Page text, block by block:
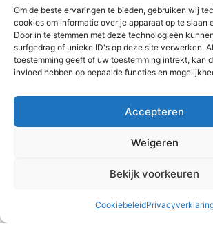
Om de beste ervaringen te bieden, gebruiken wij
cookies om informatie over je apparaat op te slaan
Door in te stemmen met deze technologieën
surfgedrag of unieke ID's op deze site verwerken.
toestemming geeft of uw toestemming intrekt, kan
invloed hebben op bepaalde functies en
Accepteren
Weigeren
Bekijk voorkeuren
Cookiebeleid